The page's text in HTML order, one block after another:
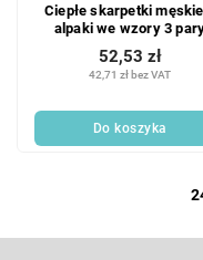
Ciepłe skarpetki
alpaki we wzory 3
Rozmiar: 44-47
42,71 zł bez VAT
52,53 zł
Do koszyka